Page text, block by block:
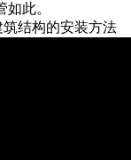
此。
结构的安装方法